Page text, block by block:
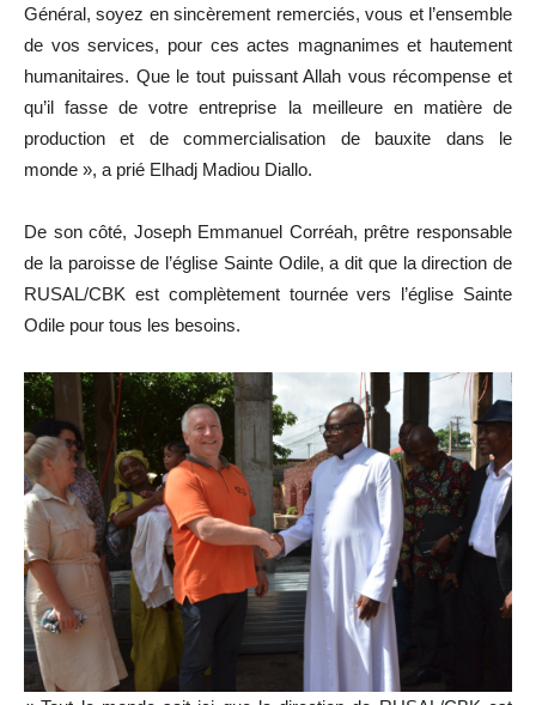
Général, soyez en sincèrement remerciés, vous et l’ensemble
de vos services, pour ces actes magnanimes et hautement
humanitaires. Que le tout puissant Allah vous récompense et
qu’il fasse de votre entreprise la meilleure en matière de
production et de commercialisation de bauxite dans le
monde », a prié Elhadj Madiou Diallo.
De son côté, Joseph Emmanuel Corréah, prêtre responsable
de la paroisse de l’église Sainte Odile, a dit que la direction de
RUSAL/CBK est complètement tournée vers l’église Sainte
Odile pour tous les besoins.